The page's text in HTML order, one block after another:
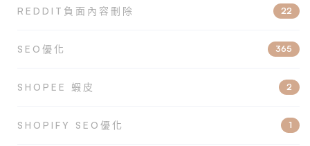
REDDIT負面內容刪除 22
SEO優化 365
SHOPEE 蝦皮 2
SHOPIFY SEO優化 1